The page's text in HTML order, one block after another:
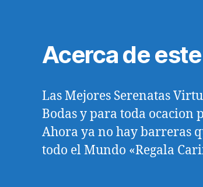
Acerca de
Las Mejores Serenatas
Bodas y para toda ocacion
Ahora ya no hay barreras
todo el Mundo «Regala